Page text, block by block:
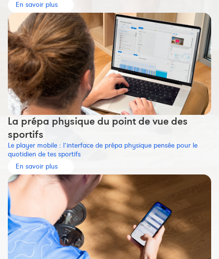
En savoir plus
La prépa physique du point de vue des
sportifs
Le player mobile : l’interface de prépa physique pensée pour le
quotidien de tes sportifs
En savoir plus